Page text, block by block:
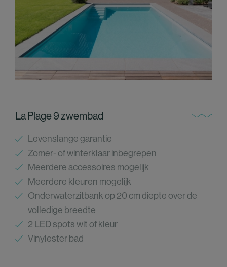
La Plage 9 zwembad
Levenslange garantie
Zomer- of winterklaar inbegrepen
Meerdere accessoires mogelijk
Meerdere kleuren mogelijk
Onderwaterzitbank op 20 cm diepte over de
volledige breedte
2 LED spots wit ofkleur
Vinylester bad